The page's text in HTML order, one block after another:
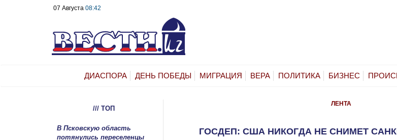
07 Августа 08:42
ДИАСПОРА ДЕНЬ ПОБЕДЫ МИГРАЦИЯ ВЕРА ПОЛИТИКА БИЗНЕС
ЛЕНТА
ГОСДЕП: США НИКОГДА НЕ СНИМЕТ
/// ТОП
В Псковскую область
потянулись переселенцы